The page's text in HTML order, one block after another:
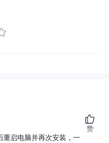
重启电脑并再次安装，一
赞